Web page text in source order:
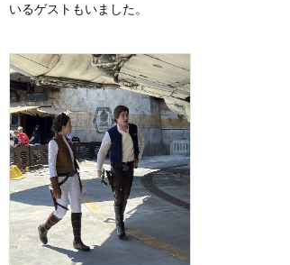
いるゲストもいました。